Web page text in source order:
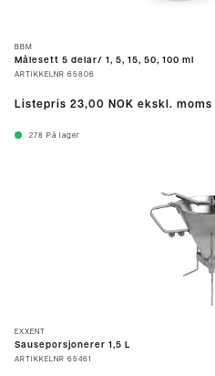
BBM
Målesett 5 delar/ 1, 5, 15, 50, 100 ml
ARTIKKELNR 65806
Listepris 23,00 NOK ekskl. moms
278 På lager
EXXENT
Sauseporsjonerer 1,5 L
ARTIKKELNR 65461